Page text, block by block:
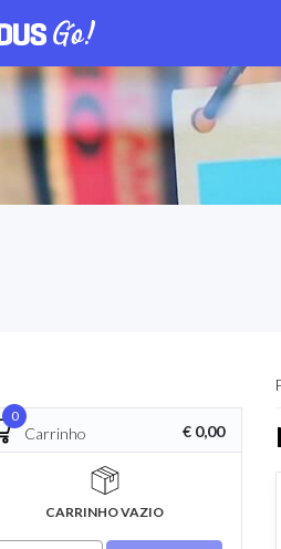
0
Carrinho € 0,00
CARRINHO VAZIO